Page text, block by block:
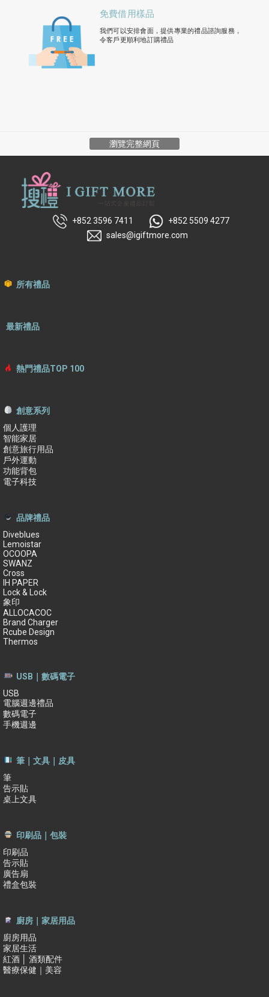
免費借用樣品
我們可以安排會面，提供專業的禮品諮詢服務，
令客戶更順利地訂購禮品
瀏覽完整網頁
+852 3596 7411
+852 5509 4277
sales@igiftmore.com
所有禮品
最新禮品
熱門禮品TOP 100
創意系列
個人護理
智能家居
創意旅行用品
戶外運動
功能背包
電子科技
品牌禮品
Diveblues
Lemoistar
OCOOPA
SWANZ
Cross
IH PAPER
Lock & Lock
象印
ALLOCACOC
Brand Charger
Rcube Design
Thermos
USB｜數碼電子
USB
電腦週邊禮品
數碼電子
手機週邊
筆｜文具｜皮具
筆
告示貼
桌上文具
印刷品｜包裝
印刷品
告示貼
廣告扇
禮盒包裝
廚房｜家居用品
廚房用品
家居生活
紅酒 │ 酒類配件
醫療保健｜美容